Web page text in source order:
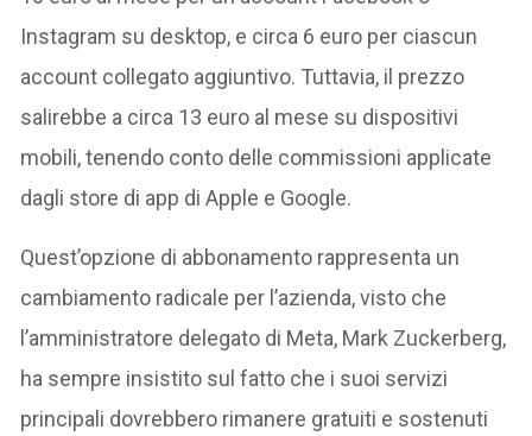
Instagram su desktop, e circa 6 euro per ciascun
account collegato aggiuntivo. Tuttavia, il prezzo
salirebbe a circa 13 euro al mese su dispositivi
mobili, tenendo conto delle commissioni applicate
dagli store di app di Apple e Google.
Quest’opzione di abbonamento rappresenta un
cambiamento radicale per l’azienda, visto che
l’amministratore delegato di Meta, Mark Zuckerberg,
ha sempre insistito sul fatto che i suoi servizi
principali dovrebbero rimanere gratuiti e sostenuti